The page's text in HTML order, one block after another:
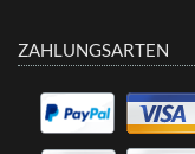
ZAHLUNGSARTEN